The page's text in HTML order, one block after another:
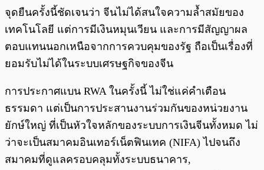
จุดยืนครั้งนี้ชัดเจนว่า จีนไม่ได้สนใจความล้ำสมัยของ
เทคโนโลยี แต่การมีเงินหมุนเวียน และการมีสัญญาผล
ตอบแทนนอกเหนือจากการควบคุมของรัฐ ถือเป็นเรื่องที่
ยอมรับไม่ได้ในระบบเศรษฐกิจของจีน
การประกาศแบน RWA ในครั้งนี้ ไม่ใช่แค่คำเตือน
ธรรมดา แต่เป็นการประสานงานร่วมกันของหน่วยงาน
ยักษ์ใหญ่ ที่เป็นหัวใจหลักของระบบการเงินจีนทั้งหมด ไม่
ว่าจะเป็นสมาคมอินเทอร์เน็ตฟินเทค (NIFA) ไปจนถึง
สมาคมที่ดูแลครอบคลุมทั้งระบบธนาคาร,